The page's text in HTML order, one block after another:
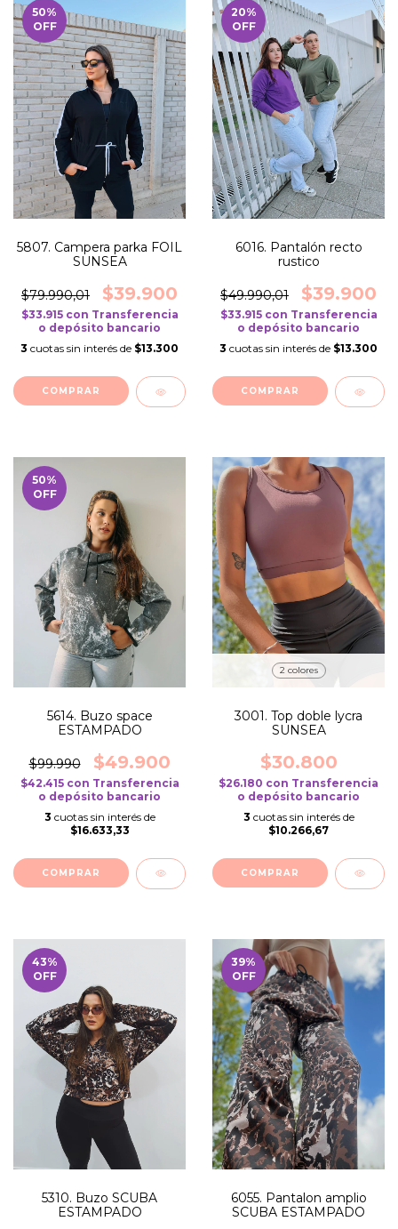
50%
OFF
5807. Campera parka FOIL
SUNSEA
$79.990,01 $39.900
$33.915 con Transferencia
o depósito bancario
3 cuotas sin interés de $13.300
COMPRAR
20%
OFF
6016. Pantalón recto
rustico
$49.990,01 $39.900
$33.915 con Transferencia
o depósito bancario
3 cuotas sin interés de $13.300
COMPRAR
50%
OFF
5614. Buzo space
ESTAMPADO
$99.990 $49.900
$42.415 con Transferencia
o depósito bancario
3 cuotas sin interés de
$16.633,33
COMPRAR
2 colores
3001. Top doble lycra
SUNSEA
$30.800
$26.180 con Transferencia
o depósito bancario
3 cuotas sin interés de
$10.266,67
COMPRAR
43%
OFF
5310. Buzo SCUBA
ESTAMPADO
39%
OFF
6055. Pantalon amplio
SCUBA ESTAMPADO